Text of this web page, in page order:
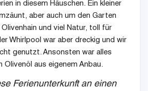
in diesem Häuschen. Ein kleiner
aber auch um den Garten
und viel Natur, toll für
Whirlpool war aber dreckig und wir
genutzt. Ansonsten war alles
Olivenöl aus eigenem Anbau.
Ferienunterkunft an einen